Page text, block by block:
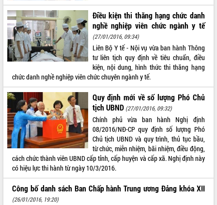
UBND CÁC XÃ, PHƯỜNG
THÔNG TIN CHỈ ĐẠO ĐIỀU HÀNH
HỆ THỐNG VĂN BẢN
ĐIỂM TIN VĂN BẢN
QUY HOẠCH - KẾ HOẠCH
Điều kiện thi thăng hạng chức danh
nghề nghiệp viên chức ngành y tế
(27/01/2016, 09:34)
Liên Bộ Y tế - Nội vụ vừa ban hành Thông
tư liên tịch quy định về tiêu chuẩn, điều
kiện, nội dung, hình thức thi thăng hạng
chức danh nghề nghiệp viên chức chuyên ngành y tế.
Quy định mới về số lượng Phó Chủ
tịch UBND (27/01/2016, 09:32)
Chính phủ vừa ban hành Nghị định
08/2016/NĐ-CP quy định số lượng Phó
Chủ tịch UBND và quy trình, thủ tục bầu,
từ chức, miễn nhiệm, bãi nhiệm, điều động,
cách chức thành viên UBND cấp tỉnh, cấp huyện và cấp xã. Nghị định này
có hiệu lực thi hành từ ngày 10/3/2016.
Công bố danh sách Ban Chấp hành Trung ương Đảng khóa XII
(26/01/2016, 19:20)